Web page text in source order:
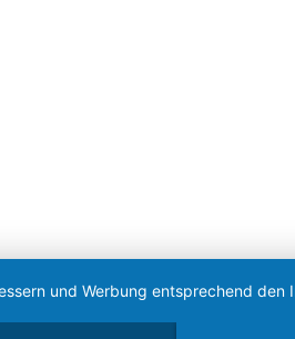
und Werbung entsprechend den